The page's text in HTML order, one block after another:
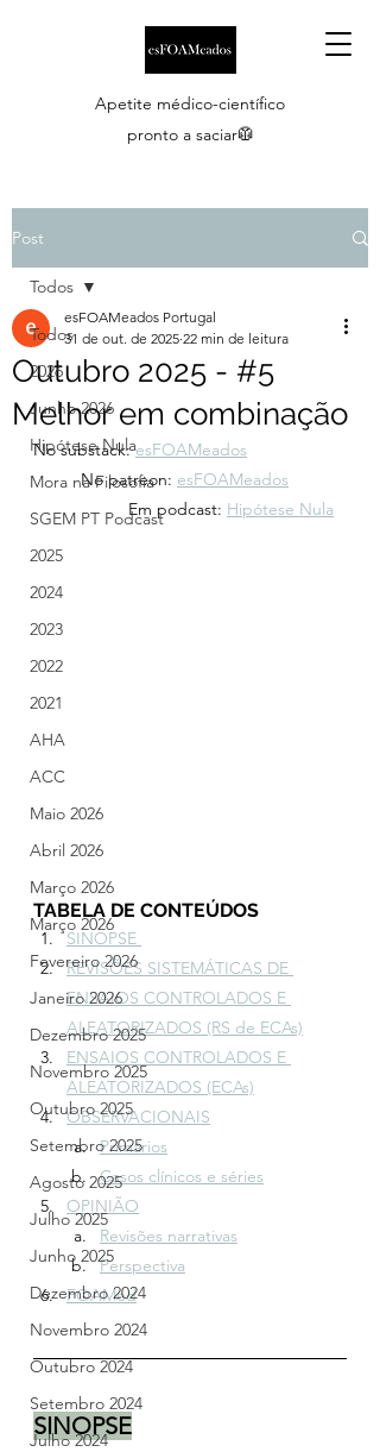
Apetite médico-científico
pronto a saciar🥼
Post
Todos
2026
Junho 2026
Hipótese Nula
Mora na Filosofia
SGEM PT Podcast
2025
2024
2023
2022
2021
AHA
ACC
Maio 2026
Abril 2026
Março 2026
Março 2026
Fevereiro 2026
Janeiro 2026
Dezembro 2025
Novembro 2025
Outubro 2025
Setembro 2025
Agosto 2025
Julho 2025
Junho 2025
Dezembro 2024
Novembro 2024
Outubro 2024
Setembro 2024
Julho 2024
Todos
Outubro 2025 - #5
Melhor em combinação
esFOAMeados Portugal
31 de out. de 2025 22 min de leitura
No substack: esFOAMeados
	No patreon:
esFOAMeados
		Em podcast:
Hipótese Nula
TABELA DE CONTEÚDOS
SINOPSE
REVISÕES SISTEMÁTICAS DE
ENSAIOS CONTROLADOS E
ALEATORIZADOS (RS de ECAs)
ENSAIOS CONTROLADOS E
ALEATORIZADOS (ECAs)
OBSERVACIONAIS
Primários
Casos clínicos e séries
OPINIÃO
Revisões narrativas
Perspectiva
FOAMed
SINOPSE